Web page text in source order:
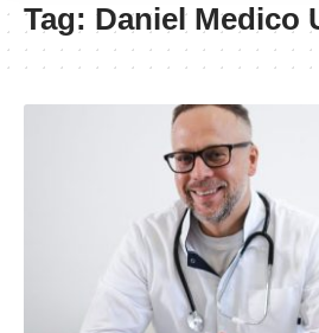
Tag: Daniel Medico